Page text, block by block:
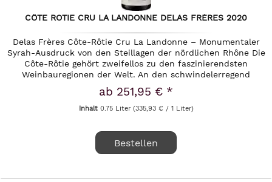
CÔTE ROTIE CRU LA LANDONNE DELAS FRÈRES 2020
Delas Frères Côte-Rôtie Cru La Landonne – Monumentaler
Syrah-Ausdruck von den Steillagen der nördlichen Rhône Die
Côte-Rôtie gehört zweifellos zu den faszinierendsten
Weinbauregionen der Welt. An den schwindelerregend
steilen Hängen über...
ab 251,95 € *
Inhalt 0.75 Liter (335,93 € / 1 Liter)
Bestellen